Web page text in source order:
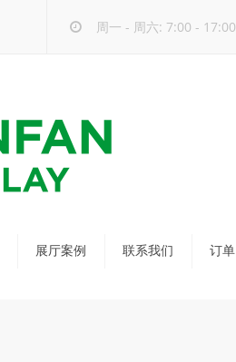
周一 - 周六: 7:00 - 17:00
展厅案例 联系我们 订单